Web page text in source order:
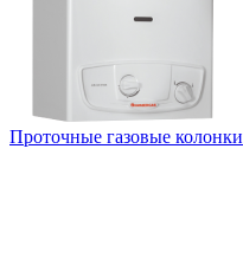
Проточные газовые колонки